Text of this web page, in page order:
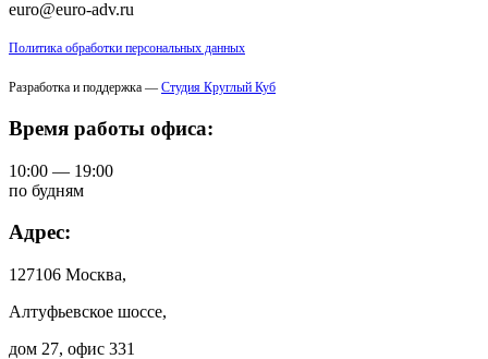
euro@euro-adv.ru
Политика обработки персональных данных
Разработка и поддержка — Студия Круглый Куб
Время работы офиса:
10:00 — 19:00
по будням
Адрес:
127106 Москва,
Алтуфьевское шоссе,
дом 27, офис 331